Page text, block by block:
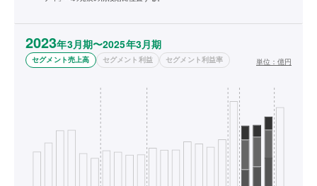
2023年3月期〜2025年3月期
セグメント売上高 セグメント利益 セグメント利益率 単位： 億円